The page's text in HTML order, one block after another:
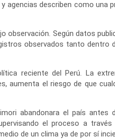
agencias describen como una
observación. Según datos
observados tanto dentro
reciente del Perú. La
aumenta el riesgo de que
abandonara el país antes
el proceso a través
de un clima ya de por sí